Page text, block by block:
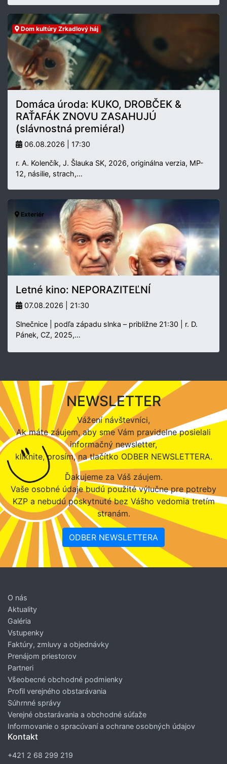
Dom kultúry Zrkadlový háj
Domáca úroda: KUKO, DROBČEK &
RAŤAFÁK ZNOVU ZASAHUJÚ
(slávnostná premiéra!)
06.08.2026 | 17:30
r. A. Kolenčík, J. Šlauka SK, 2026, originálna verzia, MP-
12, násilie, strach,…
Exteriér
Letné kino: NEPORAZITEĽNÍ
07.08.2026 | 21:30
Slnečnice | podľa západu slnka – približne 21:30 | r. D.
Pánek, CZ, 2025,…
NEWSLETTER
Vážení návštevníci,
Ak máte záujem, aby sme Vám pravidelne posielali
informačný newsletter,
kliknite, prosím, na tlačítko ODBER NEWSLETTERA.
Ďakujeme za Váš záujem.
Vaše osobné údaje budú použité výlučne pre potreby
KZP a nebudú poskytnuté bez Vášho vedomia tretím
stranám.
ODBER NEWSLETTERA
O nás
Aktuality
Galéria
Vstupenky
Faktúry, zmluvy a objednávky
Prenájom priestorov
Partneri
Všeobecné obchodné podmienky
Profil verejného obstarávania
Súhrnné správy
Verejné obstarávania a obchodné súťaže
Informovanie o spracúvaní a ochrane osobných údajov
Kontakt
+421 2 68 299 219